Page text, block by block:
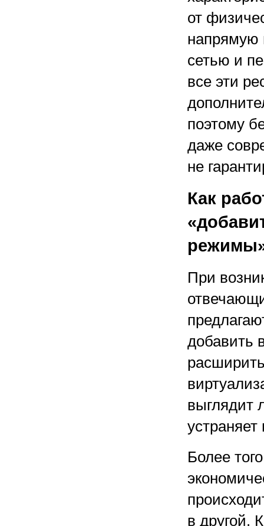
от
напрямую
сетью и
все эти
поэтому
даже
не
Как
При
добавить
выглядит
устраняет
Более
в другой.